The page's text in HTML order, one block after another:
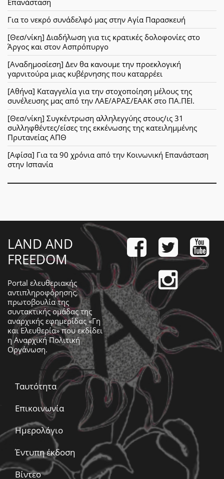
Για το νεκρό συνάδελφό μας στην Αγία Παρασκευή
[Θεσ/νίκη] Διαδήλωση για τις κρατικές δολοφονίες στο
Άργος και στον Ασπρόπυργο
[Αναδημοσίεση] Δεν θα κανουμε την προεκλογική
γαρνιτούρα μιας κυβέρνησης που καταρρέει
[Αθήνα] Καταγγελία για την στοχοποίηση μέλους της
συνέλευσης μας από την ΛΑΕ/ΑΡΑΣ/ΕΑΑΚ στο ΠΑ.ΠΕΙ.
[Θεσ/νίκη] Συγκέντρωση αλληλεγγύης στους/ις 31
συλληφθέντες/είσες της εκκένωσης της κατειλημμένης
Πρυτανείας ΑΠΘ
[Αφίσα] Για τα 90 χρόνια από την Κοινωνική Επανάσταση
στην Ισπανία
LAND AND
FREEDOM
Portal ελευθεριακής
αντιπληροφόρησης,
πρωτοβουλία της
συντακτικής ομάδας της
αναρχικής εφημερίδας «Γη
και Ελευθερία» που εκδίδει
ηΑναρχική Πολιτική
Οργάνωση.
Ταυτότητα
Επικοινωνία
Ημερολόγιο
Έντυπη έκδοση
Βίντεο